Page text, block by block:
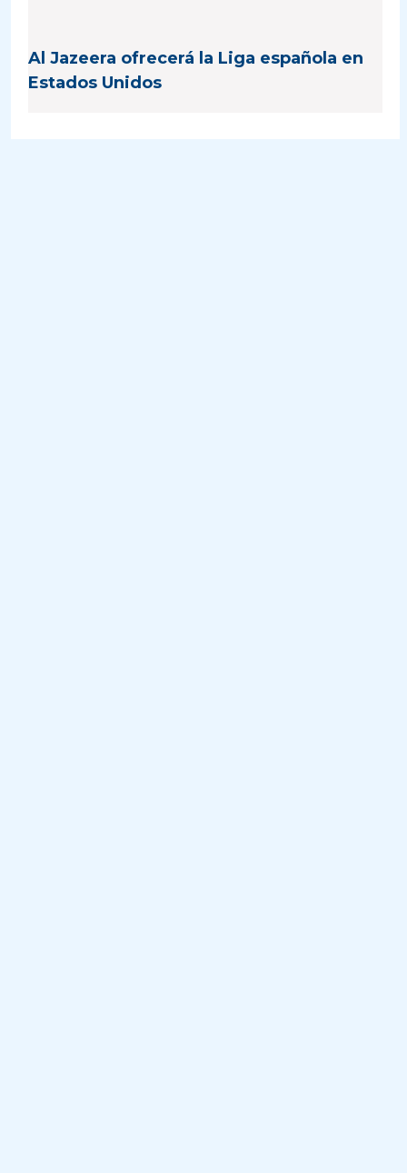
Al Jazeera ofrecerá la Liga española en
Estados Unidos